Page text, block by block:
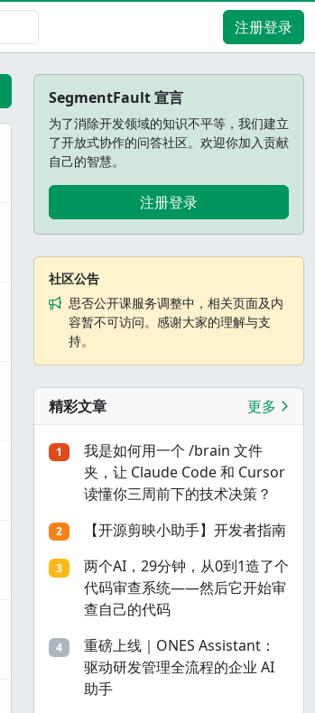
注册登录
SegmentFault 宣言
为了消除开发领域的知识不平等，我们建立
了开放式协作的问答社区。欢迎你加入贡献
自己的智慧。
注册登录
社区公告
思否公开课服务调整中，相关页面及内
容暂不可访问。感谢大家的理解与支
持。
精彩文章 更多
1
我是如何用一个 /brain 文件
夹，让 Claude Code 和 Cursor
读懂你三周前下的技术决策？
2 【开源剪映小助手】开发者指南
3
两个AI，29分钟，从0到1造了个
代码审查系统——然后它开始审
查自己的代码
4
重磅上线｜ONES Assistant：
驱动研发管理全流程的企业 AI
助手